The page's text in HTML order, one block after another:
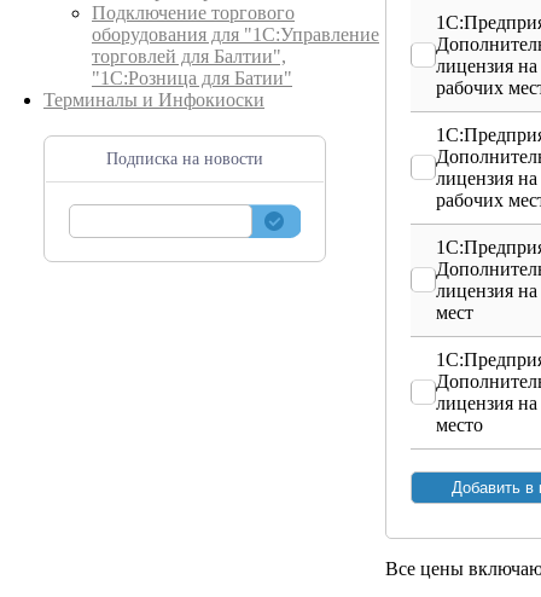
Подключение торгового
оборудования для "1С:Управление
торговлей для Балтии",
"1С:Розница для Батии"
Терминалы и Инфокиоски
Подписка на новости
лицензия на
рабочих
лицензия на
рабочих
лицензия
мест
лицензия на
место
Все цены